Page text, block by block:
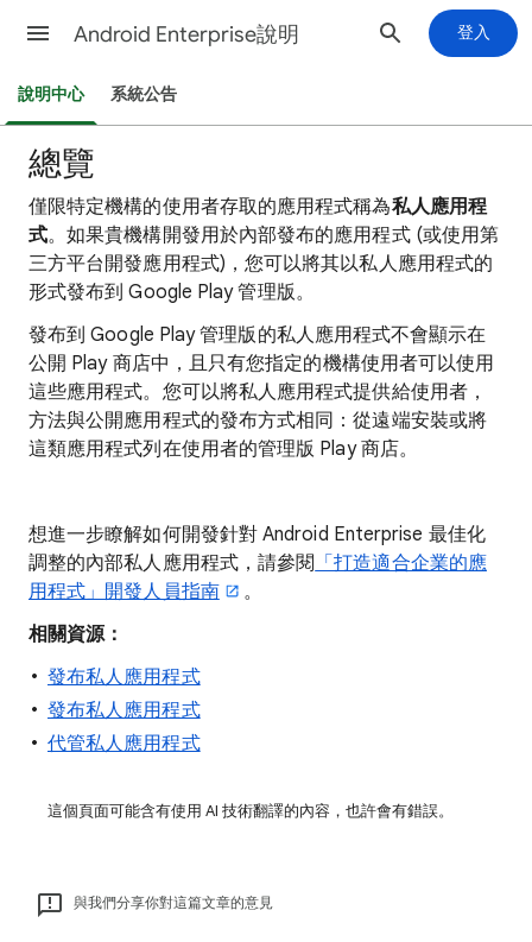
Android Enterprise說明 登入
說明中心 系統公告
總覽
僅限特定機構的使用者存取的應用程式稱為私人應用程
式。如果貴機構開發用於內部發布的應用程式 (或使用第
三方平台開發應用程式)，您可以將其以私人應用程式的
形式發布到 Google Play 管理版。
發布到 Google Play 管理版的私人應用程式不會顯示在
公開 Play 商店中，且只有您指定的機構使用者可以使用
這些應用程式。您可以將私人應用程式提供給使用者，
方法與公開應用程式的發布方式相同：從遠端安裝或將
這類應用程式列在使用者的管理版 Play 商店。
想進一步瞭解如何開發針對 Android Enterprise 最佳化
調整的內部私人應用程式，請參閱 「打造適合企業的應
用程式」開發人員指南
。
相關資源：
發布私人應用程式
發布私人應用程式
代管私人應用程式
這個頁面可能含有使用 AI 技術翻譯的內容，也許會有錯誤。
與我們分享你對這篇文章的意見